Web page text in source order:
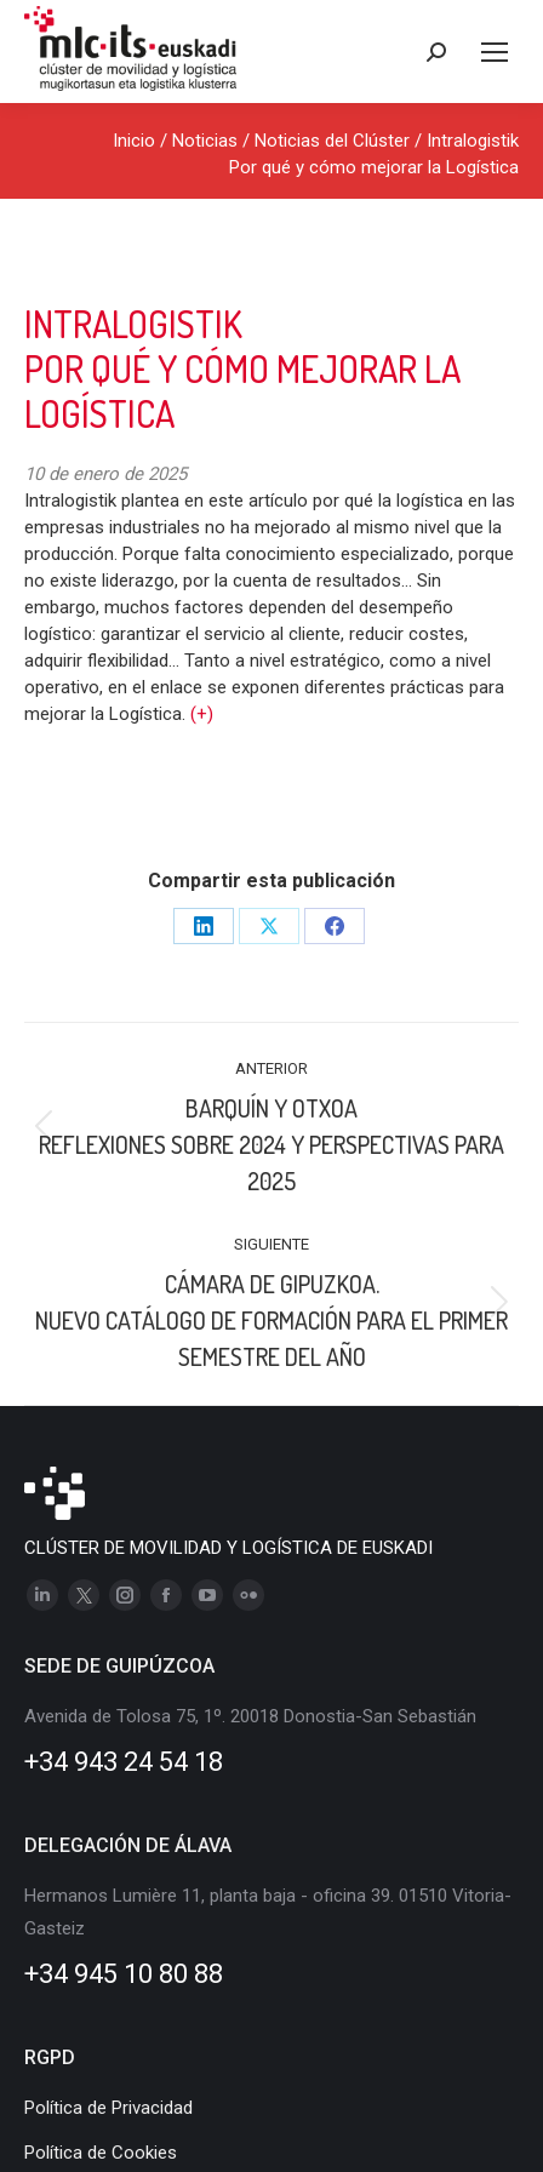
Buscar:
Inicio / Noticias / Noticias del Clúster / Intralogistik
Por qué y cómo mejorar la Logística
INTRALOGISTIK
POR QUÉ Y CÓMO MEJORAR LA
LOGÍSTICA
10 de enero de 2025
Intralogistik plantea en este artículo por qué la logística en las
empresas industriales no ha mejorado al mismo nivel que la
producción. Porque falta conocimiento especializado, porque
no existe liderazgo, por la cuenta de resultados… Sin
embargo, muchos factores dependen del desempeño
logístico: garantizar el servicio al cliente, reducir costes,
adquirir flexibilidad… Tanto a nivel estratégico, como a nivel
operativo, en el enlace se exponen diferentes prácticas para
mejorar la Logística. (+)
Compartir esta publicación
Share
Share
Share
PUBLICACIONES
ANTERIOR
Publicación
BARQUÍN Y OTXOA
REFLEXIONES SOBRE 2024 Y PERSPECTIVAS PARA
2025
SIGUIENTE
Publicación
siguiente:
CÁMARA DE GIPUZKOA.
NUEVO CATÁLOGO DE FORMACIÓN PARA EL PRIMER
SEMESTRE DEL AÑO
CLÚSTER DE MOVILIDAD Y LOGÍSTICA DE EUSKADI
Linkedin
opens
window
X
opens
window
Instagram
opens
in
window
opens
in
window
opens
in
window
in
SEDE DE GUIPÚZCOA
Avenida de Tolosa 75, 1º. 20018 Donostia-San Sebastián
+34 943 24 54 18
DELEGACIÓN DE ÁLAVA
Hermanos Lumière 11, planta baja - oficina 39. 01510 Vitoria-
Gasteiz
+34 945 10 80 88
RGPD
Política de Privacidad
Política de Cookies